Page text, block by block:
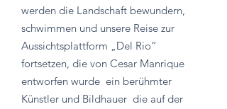
werden die Landschaft bewundern,
schwimmen und unsere Reise zur
Aussichtsplattform „Del Rio“
fortsetzen, die von Cesar Manrique
entworfen wurde ein berühmter
Künstler und Bildhauer die auf der